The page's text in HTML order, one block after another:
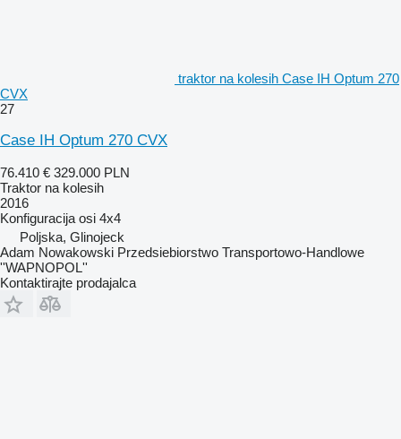
traktor na kolesih Case IH Optum 270
CVX
27
Case IH Optum 270 CVX
76.410 € 329.000 PLN
Traktor na kolesih
2016
Konfiguracija osi 4x4
Poljska, Glinojeck
Adam Nowakowski Przedsiebiorstwo Transportowo-Handlowe
''WAPNOPOL''
Kontaktirajte prodajalca